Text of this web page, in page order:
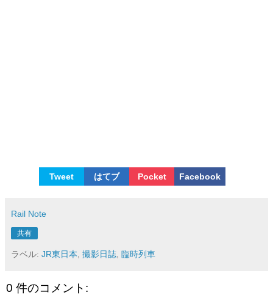
Tweet はてブ Pocket Facebook
Rail Note
共有
ラベル: JR東日本, 撮影日誌, 臨時列車
0 件のコメント: